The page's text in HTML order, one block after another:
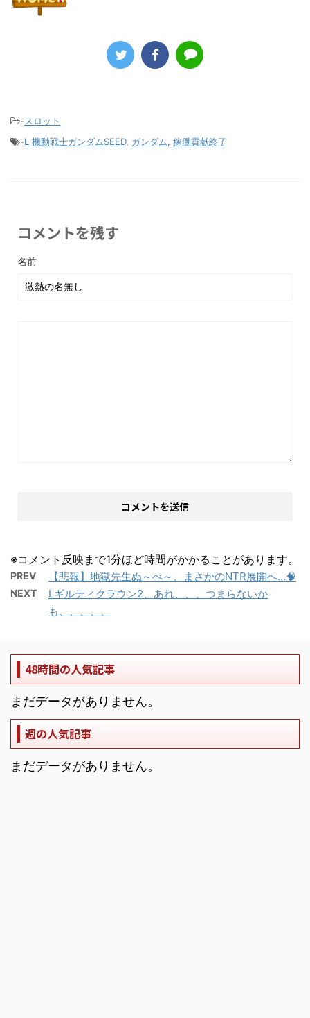
-スロット
-L 機動戦士ガンダムSEED, ガンダム, 稼働貢献終了
コメントを残す
名前
※コメント反映まで1分ほど時間がかかることがあります。
PREV 【悲報】地獄先生ぬ～べ～、まさかのNTR展開へ…🧠
NEXT
Lギルティクラウン2、あれ、、、つまらないか
も、、、、、
48時間の人気記事
まだデータがありません。
週の人気記事
まだデータがありません。